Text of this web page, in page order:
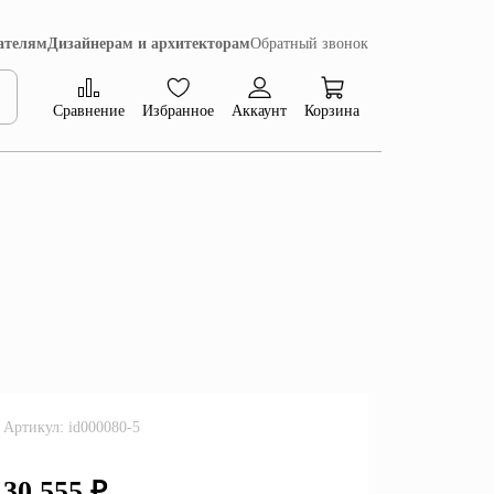
Дизайнерам и архитекторамОбратный звонок
Сравнение Избранное Аккаунт Корзина
Артикул: id000080-5